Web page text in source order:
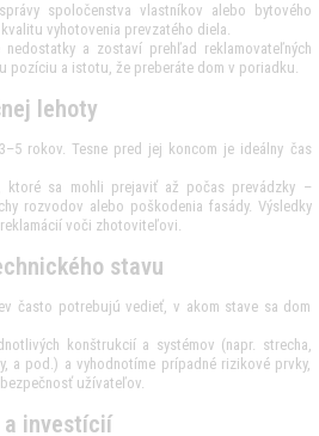
spoločenstva vlastníkov alebo bytového
vyhotovenia prevzatého diela.
a zostaví prehľad reklamovateľných
pozíciu a istotu, že preberáte dom v poriadku.
lehoty
rokov. Tesne pred jej koncom je ideálny čas
ktoré sa mohli prejaviť až počas prevádzky –
rozvodov alebo poškodenia fasády. Výsledky
voči zhotoviteľovi.
stavu
často potrebujú vedieť, v akom stave sa dom
konštrukcií a systémov (napr. strecha,
a pod.) a vyhodnotíme prípadné rizikové prvky,
užívateľov.
a investícií